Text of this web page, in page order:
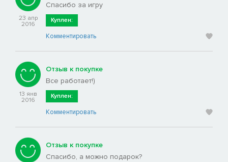
23 апр
2016
Спасибо за игру
Куплен:
Комментировать
13 янв
2016
Отзыв к покупке
Все работает!)
Куплен:
Комментировать
Отзыв к покупке
Спасибо, а можно подарок?